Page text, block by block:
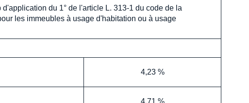
du 1° de l'article L. 313-1 du code de la
les immeubles à usage d'habitation ou à usage
4,23 %
4,71 %